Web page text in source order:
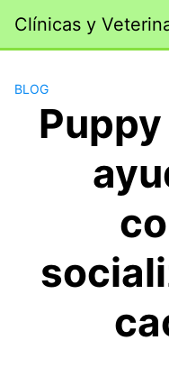
contenido
Clínicas y
BLOG